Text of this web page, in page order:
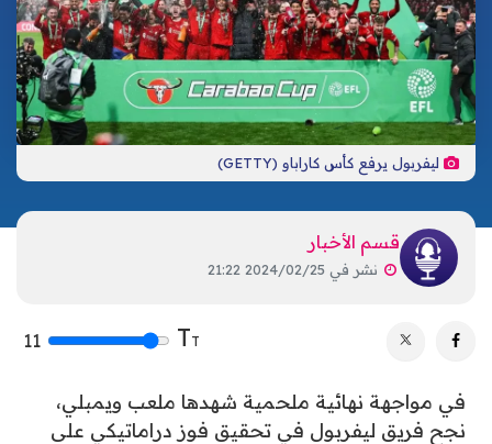
الأخبار المحلية
اتصل بنا
ليفربول يرفع كأس كاراباو (GETTY)
قسم الأخبار
نشر في2024/02/25 21:22
TT
11
في مواجهة نهائية ملحمية شهدها ملعب ويمبلي،
نجح فريق ليفربول في تحقيق فوز دراماتيكي على